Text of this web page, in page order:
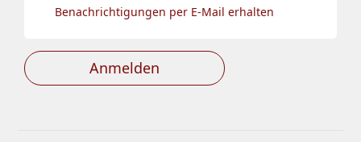
Benachrichtigungen per E-Mail erhalten
Anmelden